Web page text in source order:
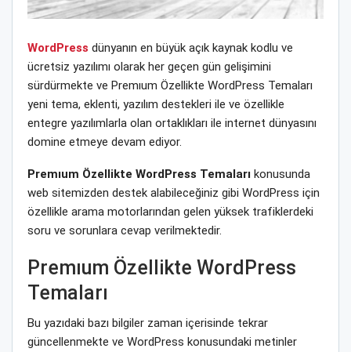
WordPress dünyanın en büyük açık kaynak kodlu ve
ücretsiz yazılımı olarak her geçen gün gelişimini
sürdürmekte ve Premıum Özellikte WordPress Temaları
yeni tema, eklenti, yazılım destekleri ile ve özellikle
entegre yazılımlarla olan ortaklıkları ile internet dünyasını
domine etmeye devam ediyor.
Premıum Özellikte WordPress Temaları konusunda
web sitemizden destek alabileceğiniz gibi WordPress için
özellikle arama motorlarından gelen yüksek trafiklerdeki
soru ve sorunlara cevap verilmektedir.
Premıum Özellikte WordPress
Temaları
Bu yazıdaki bazı bilgiler zaman içerisinde tekrar
güncellenmekte ve WordPress konusundaki metinler